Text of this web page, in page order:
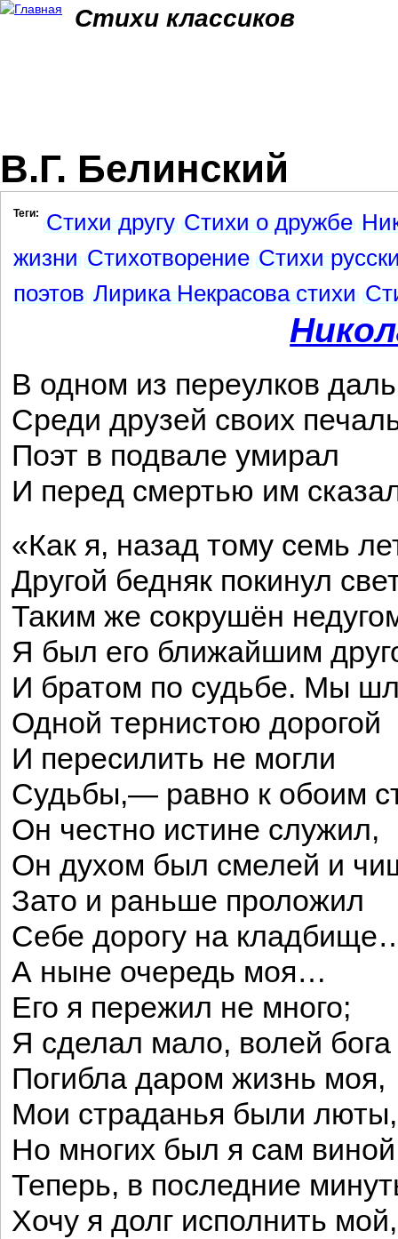
Стихи классиков
В.Г. Белинский
Теги: Стихи другу Стихи о дружбе
жизни Стихотворение Стихи
поэтов Лирика Некрасова стихи
В одном из переулков
Среди друзей своих
Поэт в подвале умирал
И перед смертью им
«Как я, назад тому семь
Другой бедняк покинул
Таким же сокрушён
Я был его ближайшим
И братом по судьбе. Мы
Одной тернистою дорогой
И пересилить не могли
Судьбы,— равно к обоим
Он честно истине служил,
Он духом был смелей и
Зато и раньше проложил
Себе дорогу на
А ныне очередь моя…
Его я пережил не много;
Я сделал мало, волей бога
Погибла даром жизнь моя,
Мои страданья были люты,
Но многих был я сам
Теперь, в последние
Хочу я долг исполнить мой,